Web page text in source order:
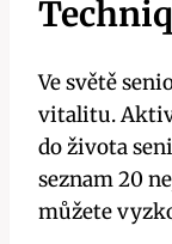
Ve světě
vitalitu.
do života
seznam 20
můžete